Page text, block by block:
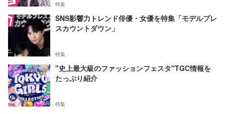
特集
SNS影響力トレンド俳優・女優を特集「モデルプレ
スカウントダウン」
特集
"史上最大級のファッションフェスタ"TGC情報を
たっぷり紹介
特集